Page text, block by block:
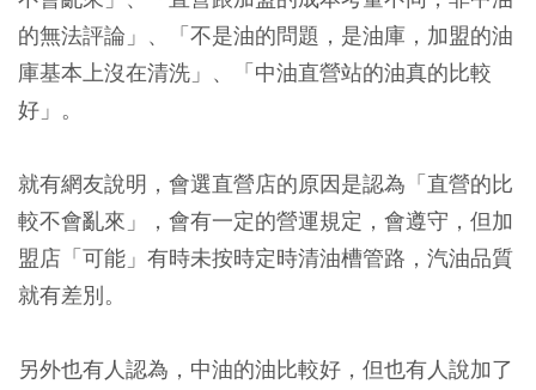
的無法評論」、「不是油的問題，是油庫，加盟的油
庫基本上沒在清洗」、「中油直營站的油真的比較
好」。
就有網友說明，會選直營店的原因是認為「直營的比
較不會亂來」，會有一定的營運規定，會遵守，但加
盟店「可能」有時未按時定時清油槽管路，汽油品質
就有差別。
另外也有人認為，中油的油比較好，但也有人說加了